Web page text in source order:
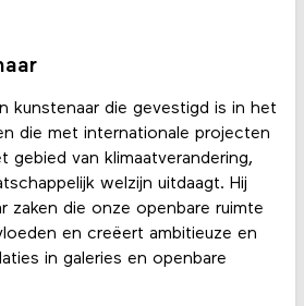
kunstenaar die gevestigd is in het
die met internationale projecten
gebied van klimaatverandering,
welzijn uitdaagt. Hij
zaken die onze openbare ruimte
en creëert ambitieuze en
in galeries en openbare